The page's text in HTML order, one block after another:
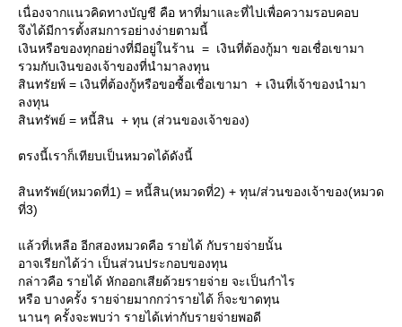
เนื่องจากแนวคิดทางบัญชี คือ หาที่มาและที่ไปเพื่อความรอบคอบ
จึงได้มีการตั้งสมการอย่างง่ายตามนี้
เงินหรือของทุกอย่างที่มีอยู่ในร้าน = เงินที่ต้องกู้มา ขอเชื่อเขามา
รวมกับเงินของเจ้าของที่นำมาลงทุน
สินทรัยพ์ = เงินที่ต้องกู้หรือขอซื้อเชื่อเขามา + เงินที่เจ้าของนำมา
ลงทุน
สินทรัพย์ = หนี้สิน + ทุน (ส่วนของเจ้าของ)
ตรงนี้เราก็เทียบเป็นหมวดได้ดังนี้
สินทรัพย์(หมวดที่1) = หนี้สิน(หมวดที่2) + ทุน/ส่วนของเจ้าของ(หมวด
ที่3)
ล้วที่เหลือ อีกสองหมวดคือ รายได้ กับรายจ่ายนั้น
อาจเรียกได้ว่า เป็นส่วนประกอบของทุน
กล่าวคือ รายได้ หักออกเสียด้วยรายจ่าย จะเป็นกำไร
หรือ บางครั้ง รายจ่ายมากกว่ารายได้ ก็จะขาดทุน
นานๆ ครั้งจะพบว่า รายได้เท่ากับรายจ่ายพอดี